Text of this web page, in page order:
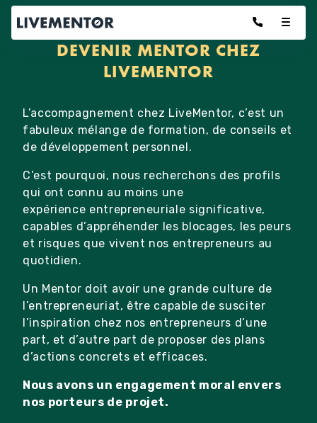
Aller
contenu
DEVENIR MENTOR CHEZ
LIVEMENTOR
L’accompagnement chez LiveMentor, c’est un
fabuleux mélange de formation, de conseils et
de développement personnel.
C’est pourquoi, nous recherchons des profils
qui ont connu au moins une
expérience entrepreneuriale significative,
capables d’appréhender les blocages, les peurs
et risques que vivent nos entrepreneurs au
quotidien.
Un Mentor doit avoir une grande culture de
l’entrepreneuriat, être capable de susciter
l’inspiration chez nos entrepreneurs d’une
part, et d’autre part de proposer des plans
d’actions concrets et efficaces.
Nous avons un engagement moral envers
nos porteurs de projet.